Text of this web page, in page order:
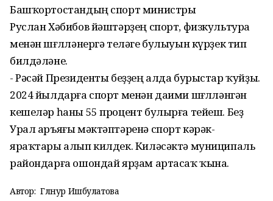
Башҡортостандың спорт министры
Руслан Хәбибов йәштәрҙең спорт, физкультура
менән шөғөлләнергә теләге булыуын күрҙек тип
билдәләне.
- Рәсәй Президенты беҙҙең алда бурыстар ҡуйҙы.
2024 йылдарға спорт менән даими шөғөлләнгән
кешеләр һаны 55 процент булырға тейеш. Беҙ
Урал аръяғы мәктәптәренә спорт кәрәк-
яраҡтары алып килдек. Киләсәктә муниципаль
райондарға ошондай ярҙам артасаҡ ҡына.
Автор: Гөлнур Ишбулатова